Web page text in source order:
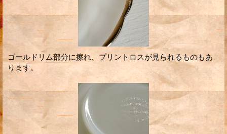
ゴールドリム部分に擦れ、プリントロスが見られるものもあ
ります。